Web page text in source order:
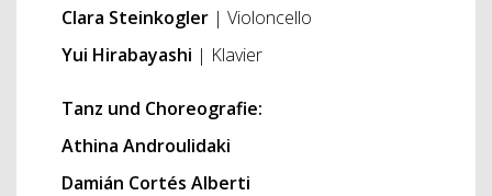
Clara Steinkogler | Violoncello
Yui Hirabayashi | Klavier
Tanz und Choreografie:
Athina Androulidaki
Damián Cortés Alberti